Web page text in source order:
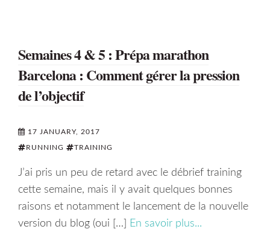
Semaines 4 & 5 : Prépa marathon
Barcelona : Comment gérer la pression
de l’objectif
17 JANUARY, 2017
RUNNING TRAINING
J’ai pris un peu de retard avec le débrief training
cette semaine, mais il y avait quelques bonnes
raisons et notamment le lancement de la nouvelle
version du blog (oui […]
En savoir plus...